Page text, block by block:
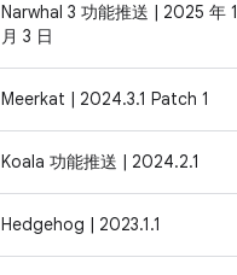
Narwhal 3 功能推送 | 2025 年 1
月 3 日
Meerkat | 2024.3.1 Patch 1
Koala 功能推送 | 2024.2.1
Hedgehog | 2023.1.1